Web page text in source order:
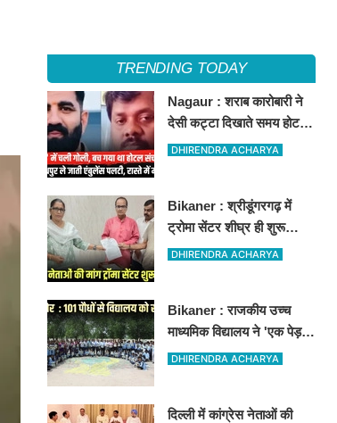
TRENDING TODAY
Nagaur : शराब कारोबारी ने
देसी कट्टा दिखाते समय होटल
संचालक को मारी गोली, जोधपुर
DHIRENDRA ACHARYA
Bikaner : श्रीडूंगरगढ़ में
ट्रोमा सेंटर शीघ्र ही शुरू
कराने की मांग को लेकर कांग्रेस
DHIRENDRA ACHARYA
Bikaner : राजकीय उच्च
माध्यमिक विद्यालय ने 'एक पेड़ माँ
के नाम' अभियान के तहत 101
DHIRENDRA ACHARYA
दिल्ली में कांग्रेस नेताओं की